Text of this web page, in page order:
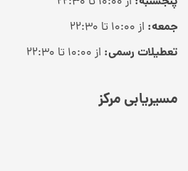
جمعه: از ۱۰:۰۰ تا ۲۲:۳۰
تعطیلات رسمی: از ۱۰:۰۰ تا ۲۲:۳۰
مسیریابی مرکز